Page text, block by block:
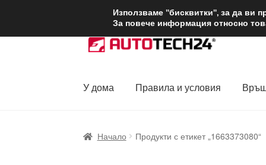
ДОСТАВКА от
Skip
to
Skip
to
У дома
Правила и условия
Начало Продукти с етикет „1663373080“
Използваме "бисквитки", за да ви
За повече информация относно